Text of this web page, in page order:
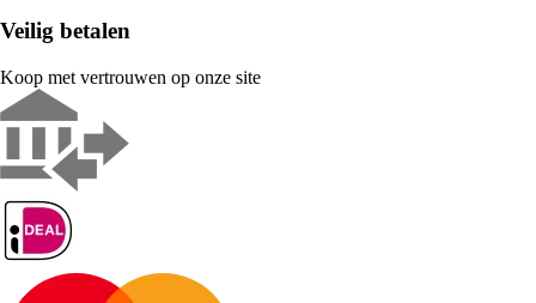
Veilig betalen
Koop met vertrouwen op onze site